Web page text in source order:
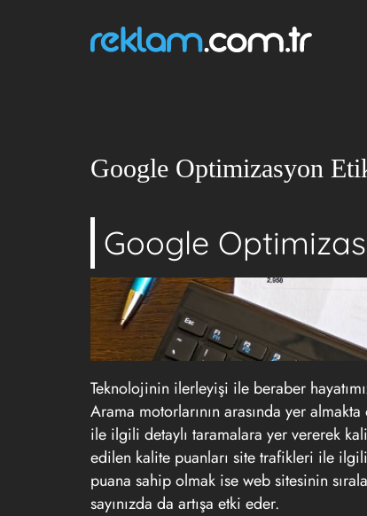
Google Optimizasyon
Google
Teknolojinin ilerleyişi ile beraber
Arama motorlarının arasında yer
ile ilgili detaylı taramalara yer vererek
edilen kalite puanları site trafikleri ile
puana sahip olmak ise web sitesinin
sayınızda da artışa etki eder.